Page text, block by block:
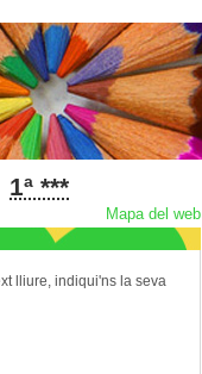
1ª ***
Mapa del web
lliure, indiqui'ns la seva